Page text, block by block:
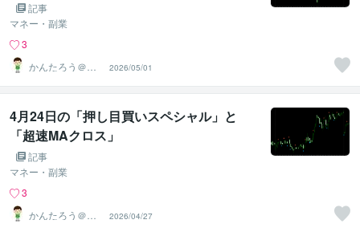
記事
マネー・副業
3
かんたろう＠か
んたんFX
2026/05/01
4月24日の「押し目買いスペシャル」と
「超速MAクロス」
記事
マネー・副業
3
かんたろう＠か
んたんFX
2026/04/27